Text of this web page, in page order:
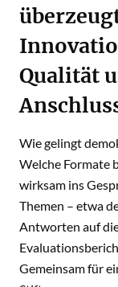
Qualität
Wie gelingt
Welche Formate
wirksam ins
Themen – etwa
Antworten auf
Gemeinsam für